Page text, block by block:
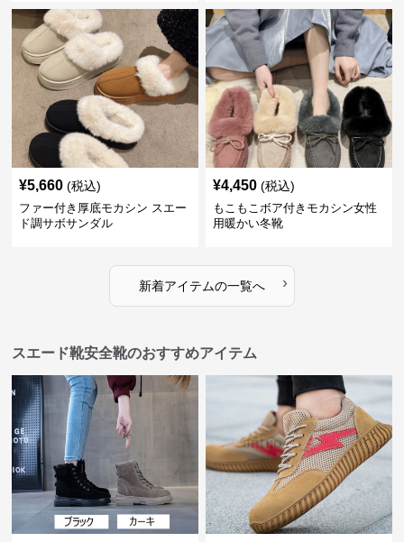
¥5,660 (税込)
ファー付き厚底モカシン スエー
ド調サボサンダル
¥4,450 (税込)
もこもこボア付きモカシン女性
用暖かい冬靴
新着アイテムの一覧へ ›
スエード靴安全靴のおすすめアイテム